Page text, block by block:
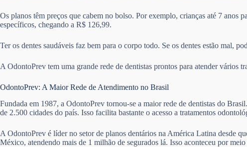
Os planos têm preços que cabem no bolso. Por exemplo, crianças até 7 anos
específicos, chegando a R$ 126,99.
Ter os dentes saudáveis faz bem para o corpo todo. Se os dentes estão mal,
A OdontoPrev tem uma grande rede de dentistas prontos para atender vários
OdontoPrev: A Maior Rede de Atendimento no Brasil
Fundada em 1987, a OdontoPrev tornou-se a maior rede de dentistas do
de 2.500 cidades do país. Isso facilita bastante o acesso a tratamentos
A OdontoPrev é líder no setor de planos dentários na América Latina desde
México, atendendo mais de 1 milhão de segurados lá. Isso aconteceu por